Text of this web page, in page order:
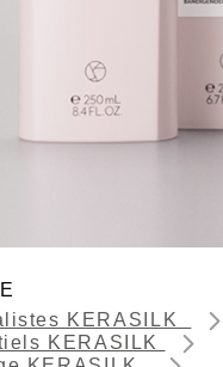
KERASILK
KERASILK